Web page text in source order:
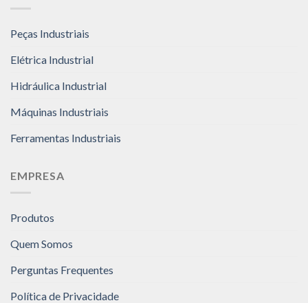
Peças Industriais
Elétrica Industrial
Hidráulica Industrial
Máquinas Industriais
Ferramentas Industriais
EMPRESA
Produtos
Quem Somos
Perguntas Frequentes
Política de Privacidade